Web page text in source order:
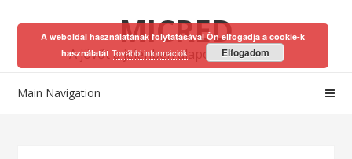
to
navigation
to
content
MICRED
A jövőt a jelenben alapozhatod meg!
Main Navigation
A weboldal használatának folytatásával Ön elfogadja a cookie-k
használatátTovábbi információk Elfogadom